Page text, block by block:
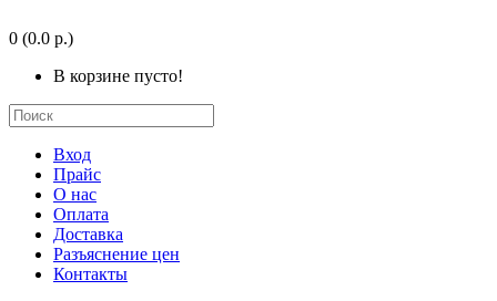
0 (0.0 р.)
В корзине пусто!
Вход
Прайс
О нас
Оплата
Доставка
Разъяснение цен
Контакты